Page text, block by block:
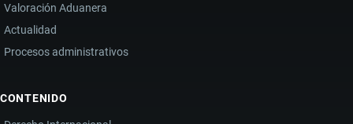
Valoración Aduanera
Actualidad
Procesos administrativos
CONTENIDO